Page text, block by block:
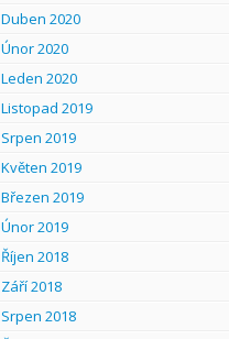
Duben 2020
Únor 2020
Leden 2020
Listopad 2019
Srpen 2019
Květen 2019
Březen 2019
Únor 2019
Říjen 2018
Září 2018
Srpen 2018